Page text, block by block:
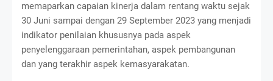
memaparkan capaian kinerja dalam rentang waktu sejak
30 Juni sampai dengan 29 September 2023 yang menjadi
indikator penilaian khususnya pada aspek
penyelenggaraan pemerintahan, aspek pembangunan
dan yang terakhir aspek kemasyarakatan.